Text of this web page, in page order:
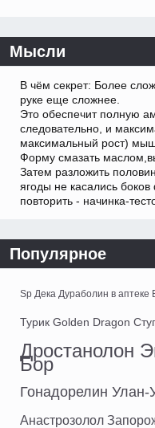
Мысли
В чём секрет: Более
руке еще сложнее.
Это обеспечит полную
следовательно, и
максимальный рост)
Форму смазать
Затем разложить
ягоды не касались
повторить - начинка-
Популярное
Sp Дека Дураболин в аптеке
Турик Golden Dragon
Дростанолон
Бор
Гонадорелин Улан-
Анастрозолол